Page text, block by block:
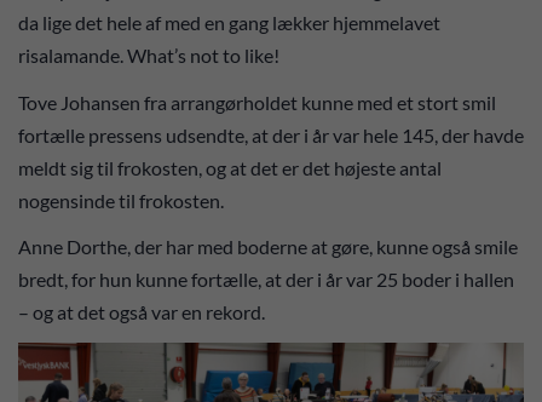
da lige det hele af med en gang lækker hjemmelavet
risalamande. What’s not to like!
Tove Johansen fra arrangørholdet kunne med et stort smil
fortælle pressens udsendte, at der i år var hele 145, der havde
meldt sig til frokosten, og at det er det højeste antal
nogensinde til frokosten.
Anne Dorthe, der har med boderne at gøre, kunne også smile
bredt, for hun kunne fortælle, at der i år var 25 boder i hallen
– og at det også var en rekord.